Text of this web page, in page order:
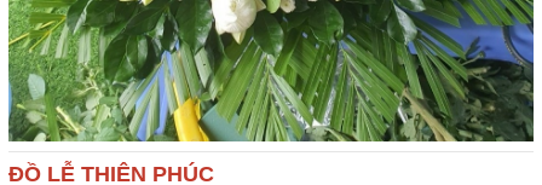
ĐỒ LỄ THIÊN PHÚC